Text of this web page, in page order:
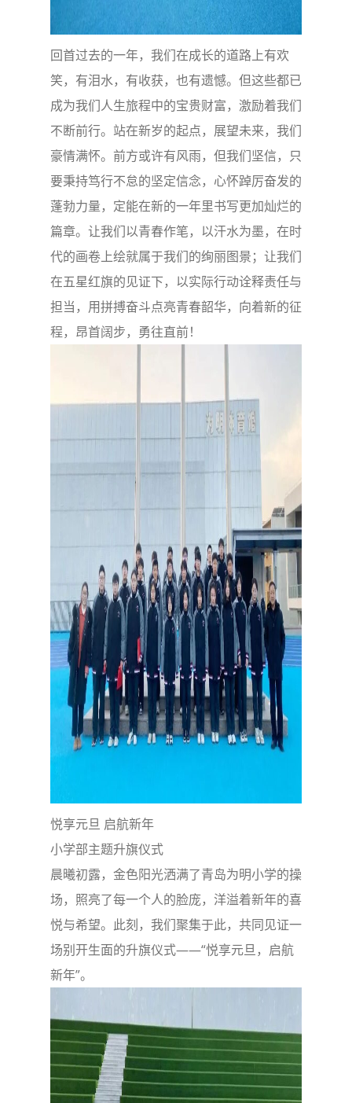
回首过去的一年，我们在成长的道路上有欢
笑，有泪水，有收获，也有遗憾。但这些都已
成为我们人生旅程中的宝贵财富，激励着我们
不断前行。站在新岁的起点，展望未来，我们
豪情满怀。前方或许有风雨，但我们坚信，只
要秉持笃行不怠的坚定信念，心怀踔厉奋发的
蓬勃力量，定能在新的一年里书写更加灿烂的
篇章。让我们以青春作笔，以汗水为墨，在时
代的画卷上绘就属于我们的绚丽图景；让我们
在五星红旗的见证下，以实际行动诠释责任与
担当，用拼搏奋斗点亮青春韶华，向着新的征
程，昂首阔步，勇往直前！
悦享元旦 启航新年
小学部主题升旗仪式
晨曦初露，金色阳光洒满了青岛为明小学的操
场，照亮了每一个人的脸庞，洋溢着新年的喜
悦与希望。此刻，我们聚集于此，共同见证一
场别开生面的升旗仪式——“悦享元旦，启航
新年”。